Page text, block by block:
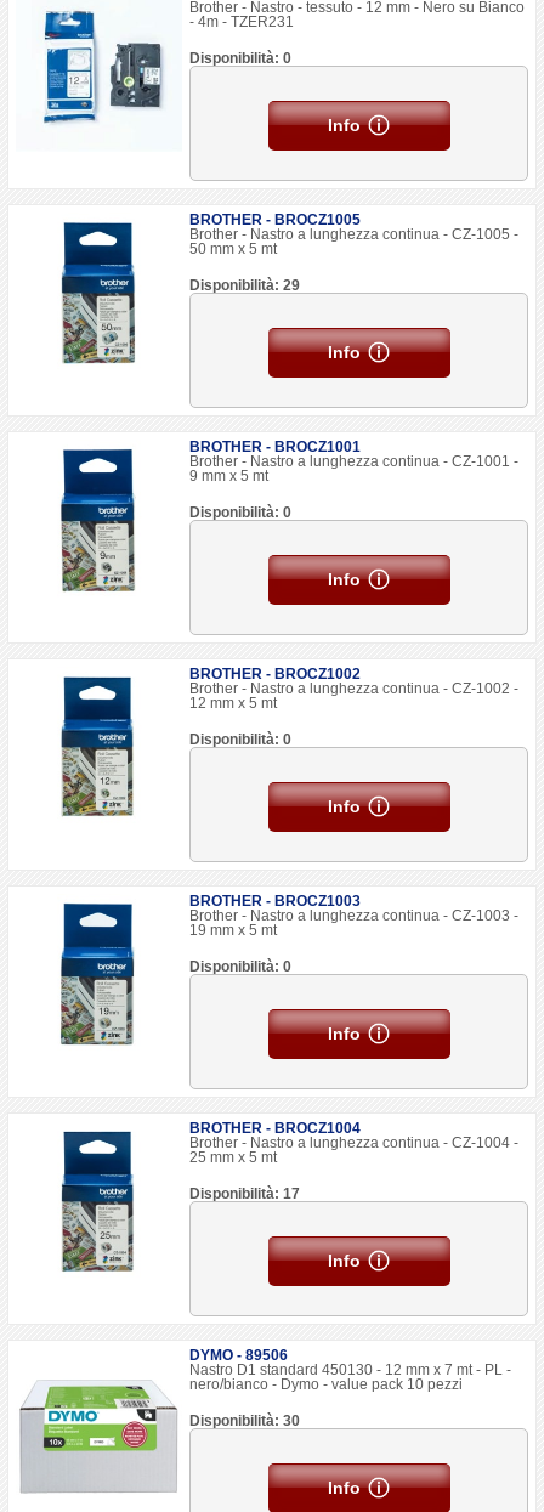
Brother - Nastro - tessuto - 12 mm - Nero su Bianco
- 4m - TZER231
Disponibilità: 0
Info
BROTHER - BROCZ1005
Brother - Nastro a lunghezza continua - CZ-1005 -
50 mm x 5 mt
Disponibilità: 29
Info
BROTHER - BROCZ1001
Brother - Nastro a lunghezza continua - CZ-1001 -
9 mm x 5 mt
Disponibilità: 0
Info
BROTHER - BROCZ1002
Brother - Nastro a lunghezza continua - CZ-1002 -
12 mm x 5 mt
Disponibilità: 0
Info
BROTHER - BROCZ1003
Brother - Nastro a lunghezza continua - CZ-1003 -
19 mm x 5 mt
Disponibilità: 0
Info
BROTHER - BROCZ1004
Brother - Nastro a lunghezza continua - CZ-1004 -
25 mm x 5 mt
Disponibilità: 17
Info
DYMO - 89506
Nastro D1 standard 450130 - 12 mm x 7 mt - PL -
nero/bianco - Dymo - value pack 10 pezzi
Disponibilità: 30
Info